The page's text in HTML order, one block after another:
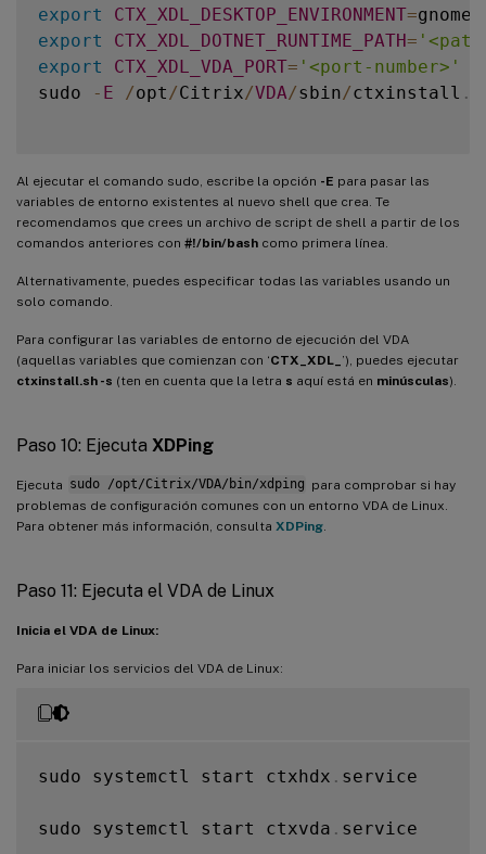
export
CTX_XDL_DESKTOP_ENVIRONMENT=gnome
export
CTX_XDL_DOTNET_RUNTIME_PATH=
export
CTX_XDL_VDA_PORT= '<port-number>'
sudo
- E /opt /Citrix/VDA/sbin/ctxinstall .
Al ejecutar el comando sudo, escribe la opción -E para pasar las
variables de entorno existentes al nuevo shell que crea. Te
recomendamos que crees un archivo de script de shell a partir de los
comandos anteriores con #!/bin/bash como primera línea.
Alternativamente, puedes especificar todas las variables usando un
solo comando.
Para configurar las variables de entorno de ejecución del VDA
(aquellas variables que comienzan con ‘CTX_XDL_ ’), puedes ejecutar
ctxinstall.sh -s (ten en cuenta que la letra s aquí está en minúsculas).
Paso 10: Ejecuta XDPing
Ejecuta sudo /opt/Citrix/VDA/bin/xdping para comprobar si hay
problemas de configuración comunes con un entorno VDA de Linux.
Para obtener más información, consulta XDPing
Paso 11: Ejecuta el VDA de Linux
Inicia el VDA de Linux:
Para iniciar los servicios del VDA de Linux:
sudo systemctl start ctxhdx . service
sudo systemctl start ctxvda . service